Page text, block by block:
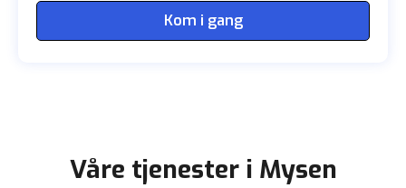
Kom i gang
Våre tjenester i Mysen